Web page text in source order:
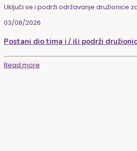
Uključi se i podrži održavanje družionice
03/08/2026
Postani dio tima i / ili podrži
Read more